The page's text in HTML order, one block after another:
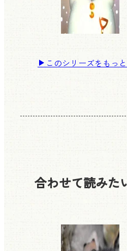
このシリーズをもっ
合わせて読みた